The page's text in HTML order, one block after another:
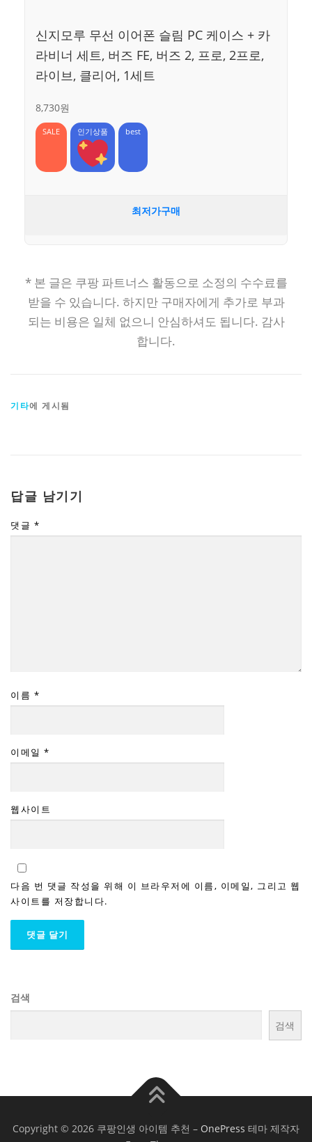
신지모루 무선 이어폰 슬림 PC 케이스 + 카
라비너 세트, 버즈 FE, 버즈 2, 프로, 2프로,
라이브, 클리어, 1세트
8,730원
SALE 인기상품 best
최저가구매
* 본 글은 쿠팡 파트너스 활동으로 소정의 수수료를
받을 수 있습니다. 하지만 구매자에게 추가로 부과
되는 비용은 일체 없으니 안심하셔도 됩니다. 감사
합니다.
기타에 게시됨
답글 남기기
댓글 *
이름 *
이메일 *
웹사이트
다음 번 댓글 작성을 위해 이 브라우저에 이름, 이메일, 그리고 웹
사이트를 저장합니다.
검색
검색
Copyright © 2026 쿠팡인생 아이템 추천 – OnePress 테마 제작자